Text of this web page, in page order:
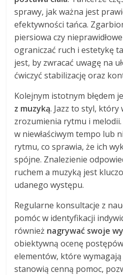
sprawy, jak ważna jest
efektywności tańca.
piersiowa czy
ograniczać ruch i estetykę
jest, by zwracać uwagę na
ćwiczyć stabilizację oraz
Kolejnym istotnym błędem
z muzyką. Jazz to styl, który
zrozumienia rytmu i
w niewłaściwym tempo lub
rytmu, co sprawia, że ich
spójne. Znalezienie
ruchem a muzyką jest
udanego występu.
Regularne konsultacje z
pomóc w identyfikacji
również nagrywać swoje
obiektywną ocenę
elementów, które
stanowią cenną pomoc,